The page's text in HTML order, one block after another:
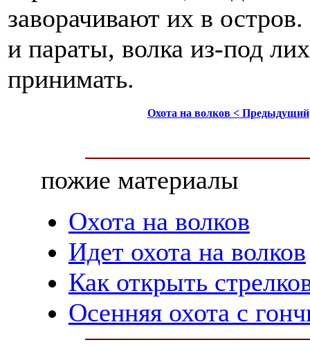
заворачивают их в
и параты, волка из-под
принимать.
Охота на волков < Предыдущий
пожие материалы
Охота на волков
Идет охота на волков
Как открыть
Осенняя охота с